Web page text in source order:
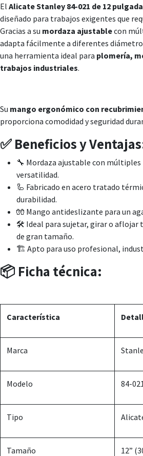
El Alicate Stanley 84-021 de 12
diseñado para trabajos exigentes que
Gracias a su mordaza ajustablecon
adapta fácilmente a diferentes
una herramienta ideal para plomería,
trabajos industriales.
Su mango ergonómico con
proporciona comodidad y seguridad
✅ Beneficios y
🔧 Mordaza ajustable con
versatilidad.
🦾 Fabricado en acero tratado
durabilidad.
🧤 Mango antideslizante para un
🛠️ Ideal para sujetar, girar o aflojar
de gran tamaño.
🏗️ Apto para uso profesional,
📦 Ficha técnica:
Característica
Marca
Modelo 84-021
Tipo
Tamaño 12”